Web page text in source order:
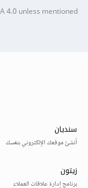
4.0unless mentioned